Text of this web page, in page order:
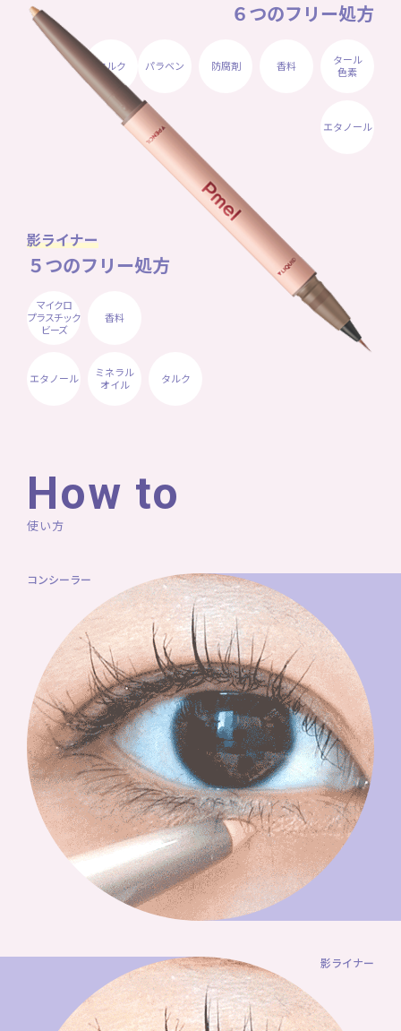
６つのフリー処方
タール
色素
香料
防腐剤
パラベン
タルク
エタノール
影ライナー
５つのフリー処方
マイクロ
プラスチック
ビーズ
香料
エタノール
ミネラル
オイル
タルク
How to
使い方
コンシーラー
影ライナー